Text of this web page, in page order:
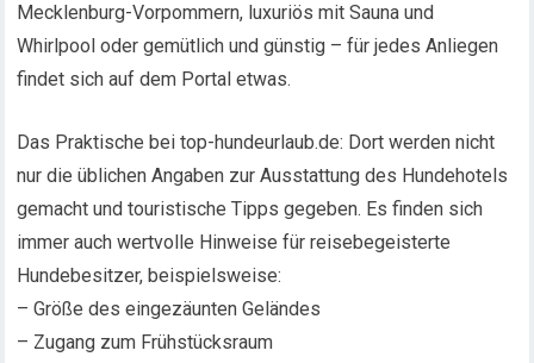
Mecklenburg-Vorpommern, luxuriös mit Sauna und
Whirlpool oder gemütlich und günstig – für jedes Anliegen
findet sich auf dem Portal etwas.
Das Praktische bei top-hundeurlaub.de: Dort werden nicht
nur die üblichen Angaben zur Ausstattung des Hundehotels
gemacht und touristische Tipps gegeben. Es finden sich
immer auch wertvolle Hinweise für reisebegeisterte
Hundebesitzer, beispielsweise:
– Größe des eingezäunten Geländes
– Zugang zum Frühstücksraum